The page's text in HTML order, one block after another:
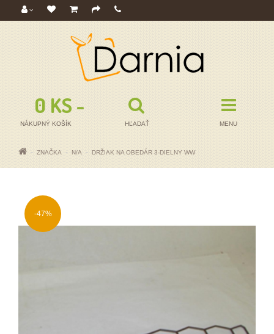
MENU
HĽADAŤ
0 KS - 0,00€
NÁKUPNÝ KOŠÍK
ZNAČKA N/A DRŽIAK NA OBEDÁR 3-DIELNY WW
-47%